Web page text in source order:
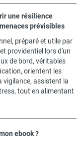
une résilience
prévisibles
préparé et utile par
providentiel lors d'un
de bord, véritables
orientent les
vigilance, assistent la
tout en alimentant
ebook ?